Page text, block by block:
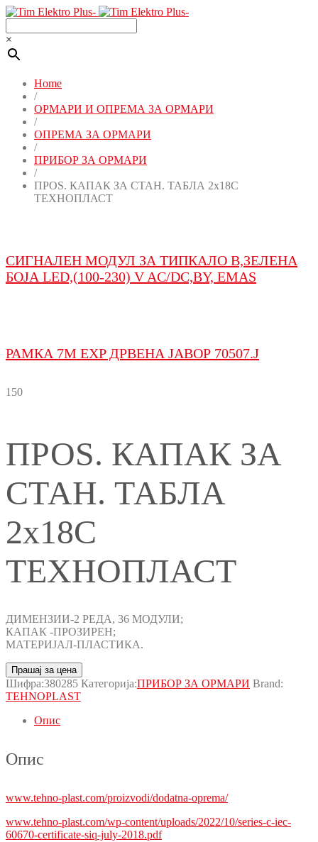
×
Home
/
ОРМАРИ И ОПРЕМА ЗА ОРМАРИ
/
ОПРЕМА ЗА ОРМАРИ
/
ПРИБОР ЗА ОРМАРИ
/
ПРОЅ. КАПАК ЗА СТАН. ТАБЛА 2x18C
ТЕХНОПЛАСТ
СИГНАЛЕН МОДУЛ ЗА ТИПКАЛО B,ЗЕЛЕНА
БОЈА LED,(100-230) V AC/DC,BY, EMAS
РАМКА 7M EXP ДРВЕНА ЈАВОР 70507.J
150
ПРОЅ. КАПАК ЗА
СТАН. ТАБЛА
2x18C
ТЕХНОПЛАСТ
ДИМЕНЗИИ-2 РЕДА, 36 МОДУЛИ;
КАПАК -ПРОЗИРЕН;
МАТЕРИЈАЛ-ПЛАСТИКА.
Прашај за цена
Шифра:380285 Категорија:ПРИБОР ЗА ОРМАРИ Brand:
TEHNOPLAST
Опис
Опис
www.tehno-plast.com/proizvodi/dodatna-oprema/
www.tehno-plast.com/wp-content/uploads/2022/10/series-c-iec-
60670-certificate-siq-july-2018.pdf